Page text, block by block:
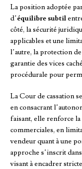
La position adoptée
d’équilibre subtil
côté, la sécurité
applicables et une
l’autre, la protection
garantie des vices
procédurale pour
La Cour de cassation
en consacrant
faisant, elle renforce
commerciales, en
vendeur quant à une
approche s’inscrit
visant à encadrer